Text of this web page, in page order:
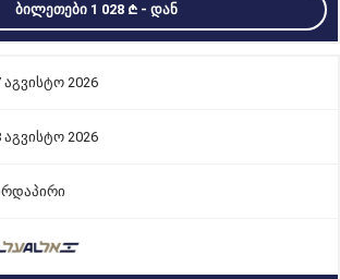
ᲑᲘᲚᲔᲗᲔᲑᲘ 1 028 - ᲓᲐᲜ
აგვისტო 2026
აგვისტო 2026